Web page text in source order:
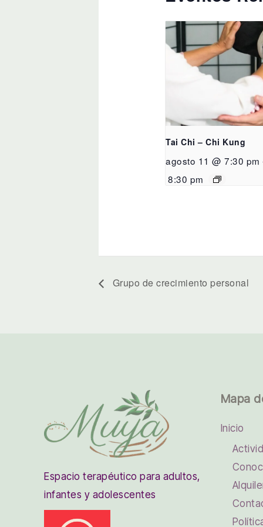
Tai Chi – Chi Kung
agosto 11 @ 7:30 pm
8:30 pm
Grupo de crecimiento personal
Espacio terapéutico para adultos,
infantes y adolescentes
Mapa
Inicio